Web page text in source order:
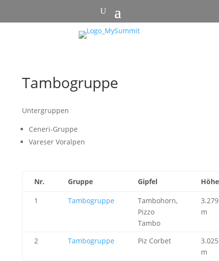
Tambogruppe
Untergruppen
Ceneri-Gruppe
Vareser Voralpen
Nr. Gruppe Gipfel Höhe
1 Tambogruppe
Tambohorn,
Pizzo
Tambo
3.279
m
2 Tambogruppe Piz Corbet
3.025
m